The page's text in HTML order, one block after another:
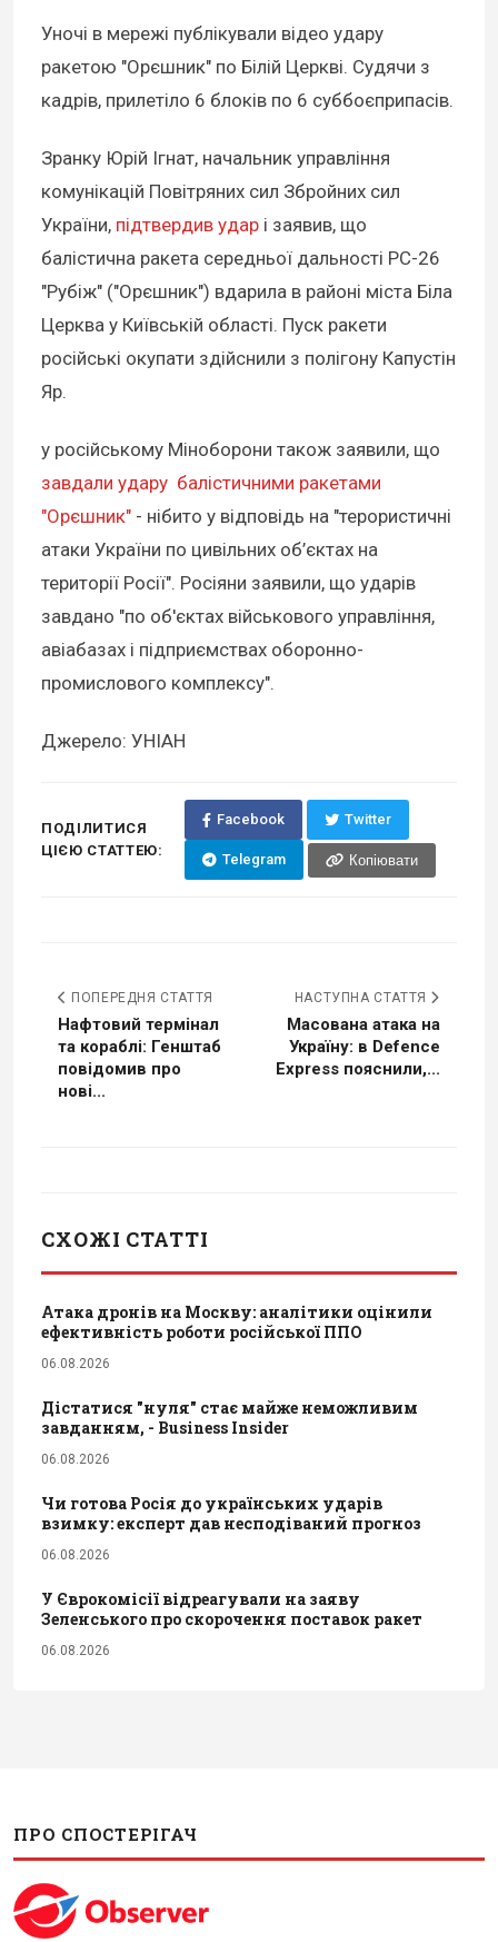
Уночі в мережі публікували відео удару
ракетою "Орєшник" по Білій Церкві. Судячи з
кадрів, прилетіло 6 блоків по 6 суббоєприпасів.
Зранку Юрій Ігнат, начальник управління
комунікацій Повітряних сил Збройних сил
України, підтвердив удар і заявив, що
балістична ракета середньої дальності РС-26
"Рубіж" ("Орєшник") вдарила в районі міста Біла
Церква у Київській області. Пуск ракети
російські окупати здійснили з полігону Капустін
Яр.
у російському Міноборони також заявили, що
завдали удару балістичними ракетами
"Орєшник" - нібито у відповідь на "терористичні
атаки України по цивільних об’єктах на
території Росії". Росіяни заявили, що ударів
завдано "по об'єктах військового управління,
авіабазах і підприємствах оборонно-
промислового комплексу".
Джерело: УНІАН
ПОДІЛИТИСЯ
ЦІЄЮ СТАТТЕЮ:
Facebook Twitter
Telegram Копіювати
ПОПЕРЕДНЯ СТАТТЯ
Нафтовий термінал
та кораблі: Генштаб
повідомив про
нові...
НАСТУПНА СТАТТЯ
Масована атака на
Україну: в Defence
Express пояснили,...
СХОЖІ СТАТТІ
Атака дронів на Москву: аналітики оцінили
ефективність роботи російської ППО
06.08.2026
Дістатися "нуля" стає майже неможливим
завданням, - Business Insider
06.08.2026
Чи готова Росія до українських ударів
взимку: експерт дав несподіваний прогноз
06.08.2026
У Єврокомісії відреагували на заяву
Зеленського про скорочення поставок ракет
06.08.2026
ПРО СПОСТЕРІГАЧ